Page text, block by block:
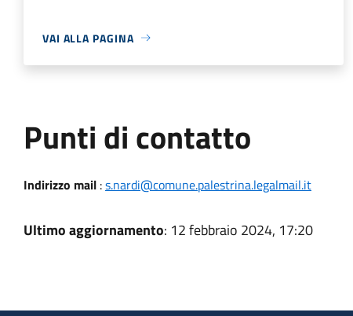
VAI ALLA PAGINA
Punti di contatto
Indirizzo mail:s.nardi@comune.palestrina.legalmail.it
Ultimo aggiornamento: 12 febbraio 2024, 17:20